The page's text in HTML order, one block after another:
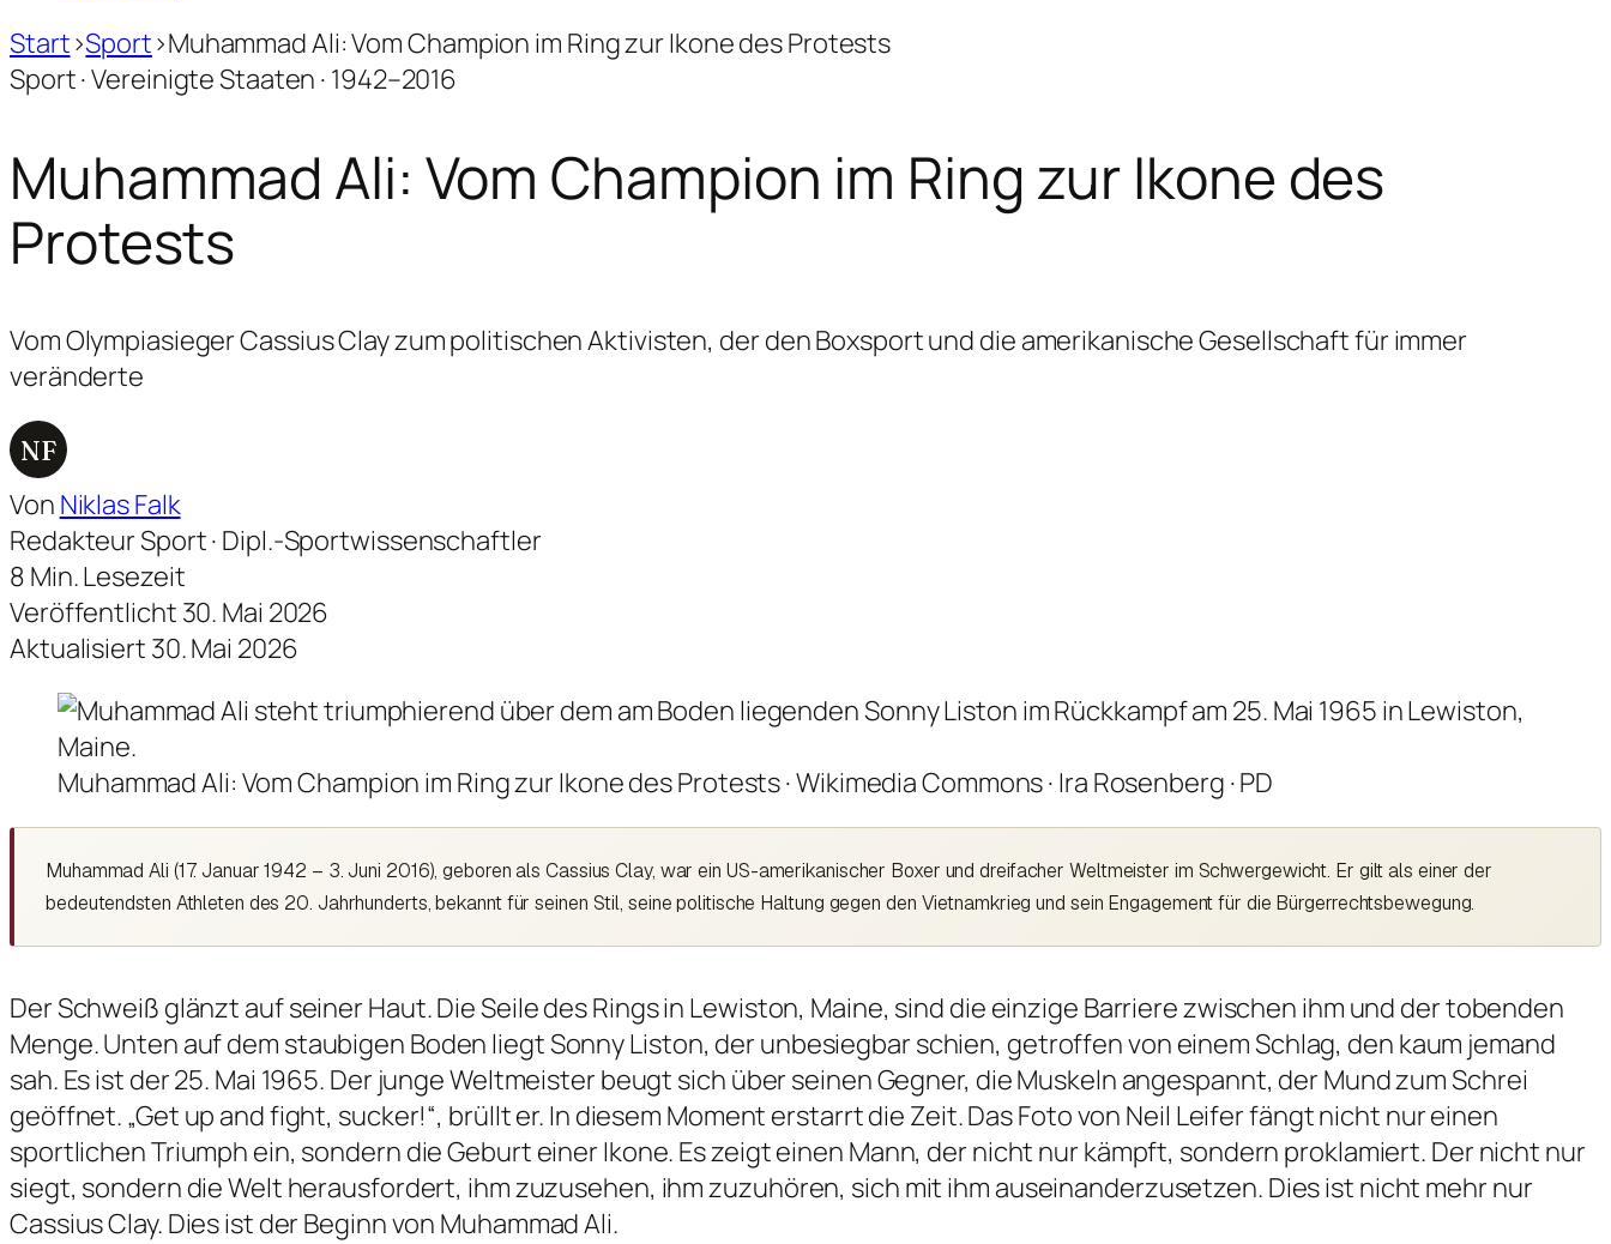
Start›Sport›Muhammad Ali: Vom Champion im Ring zur Ikone des Protests
Sport · Vereinigte Staaten · 1942–2016
Muhammad Ali: Vom Champion im Ring zur Ikone des
Protests
Vom Olympiasieger Cassius Clay zum politischen Aktivisten, der den Boxsport und die amerikanische Gesellschaft für immer
veränderte
NF
Von Niklas Falk
Redakteur Sport · Dipl.-Sportwissenschaftler
8 Min. Lesezeit
Veröffentlicht 30. Mai 2026
Aktualisiert 30. Mai 2026
Muhammad Ali: Vom Champion im Ring zur Ikone des Protests · Wikimedia Commons · Ira Rosenberg · PD
Muhammad Ali (17. Januar 1942 – 3. Juni 2016), geboren als Cassius Clay, war ein US-amerikanischer Boxer und dreifacher Weltmeister im Schwergewicht. Er gilt als einer der
bedeutendsten Athleten des 20. Jahrhunderts, bekannt für seinen Stil, seine politische Haltung gegen den Vietnamkrieg und sein Engagement für die Bürgerrechtsbewegung.
Der Schweiß glänzt auf seiner Haut. Die Seile des Rings in Lewiston, Maine, sind die einzige Barriere zwischen ihm und der tobenden
Menge. Unten auf dem staubigen Boden liegt Sonny Liston, der unbesiegbar schien, getroffen von einem Schlag, den kaum jemand
sah. Es ist der 25. Mai 1965. Der junge Weltmeister beugt sich über seinen Gegner, die Muskeln angespannt, der Mund zum Schrei
geöffnet. „Get up and fight, sucker!“, brüllt er. In diesem Moment erstarrt die Zeit. Das Foto von Neil Leifer fängt nicht nur einen
sportlichen Triumph ein, sondern die Geburt einer Ikone. Es zeigt einen Mann, der nicht nur kämpft, sondern proklamiert. Der nicht nur
siegt, sondern die Welt herausfordert, ihm zuzusehen, ihm zuzuhören, sich mit ihm auseinanderzusetzen. Dies ist nicht mehr nur
Cassius Clay. Dies ist der Beginn von Muhammad Ali.